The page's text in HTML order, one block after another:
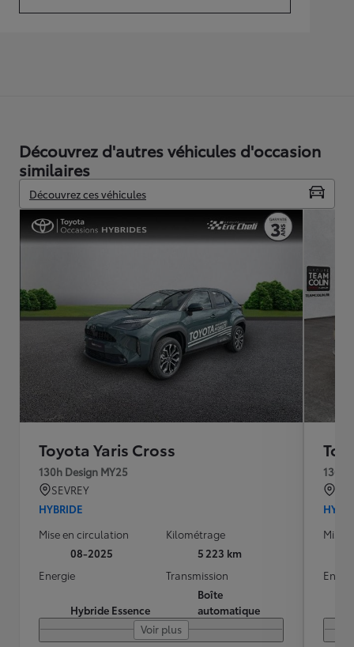
Découvrez d'autres véhicules d'occasion
similaires
Découvrez ces véhicules
Toyota Yaris Cross
130h Design MY25
SEVREY
HYBRIDE
Mise en circulation
08-2025
Kilométrage
5 223 km
Energie
Hybride Essence
Transmission
Boîte
automatique
Voir plus
130h
Mise